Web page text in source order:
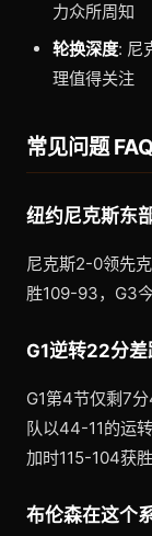
力众所周知
轮换深度: 尼
理值得关注
常见问题 FAQ
纽约尼克斯东
尼克斯2-0领先
胜109-93，G3
G1逆转22分差
G1第4节仅剩7
队以44-11的运
加时115-104获胜
布伦森在这个